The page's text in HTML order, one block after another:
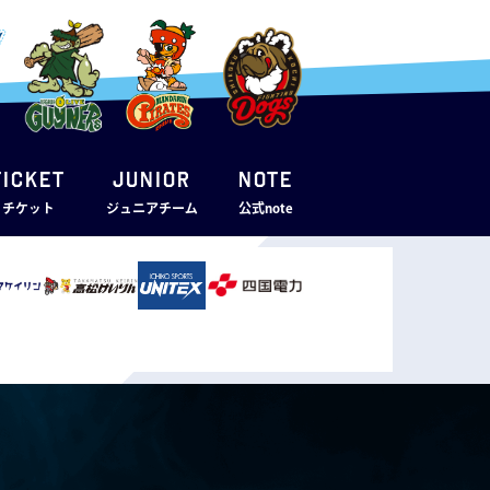
ケット
JUNIOR
ジュニアチーム
note
公式note